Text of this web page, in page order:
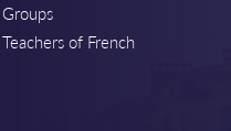
Groups
Teachers of French